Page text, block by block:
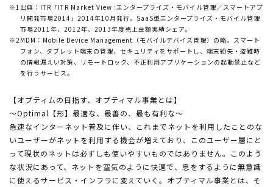
※1 出典：ITR「ITR Market View :エンタープライズ・モバイル管理／スマートアプ
リ開発市場2014」2014年10月発行。SaaS型エンタープライズ・モバイル管理
市場2011年、2012年、2013年度売上金額実績シェア。
※2 MDM：Mobile Device Management（モバイルデバイス管理）の略。スマート
フォン、タブレット端末の管理、セキュリティをサポートし、端末紛失・盗難時
の情報漏えい対策、リモートロック、不正利用アプリケーションの起動禁止など
を行うサービス。
【オプティムの目指す、オプティマル事業とは】
～Optimal【形】最適な、最善の、最も有利な～
急速なインターネット普及に伴い、これまでネットを利用したことのな
いユーザーがネットを利用する機会が増えており、このユーザー層にと
って現状のネットは必ずしも使いやすいものではありません。このよう
な状況にあって、ネットを空気のように快適で、息をするように無意識
に使えるサービス・インフラに変えていく。オプティマル事業とは、そ